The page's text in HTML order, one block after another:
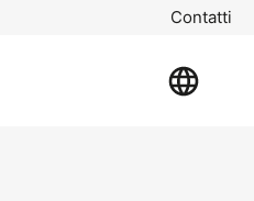
Contatti